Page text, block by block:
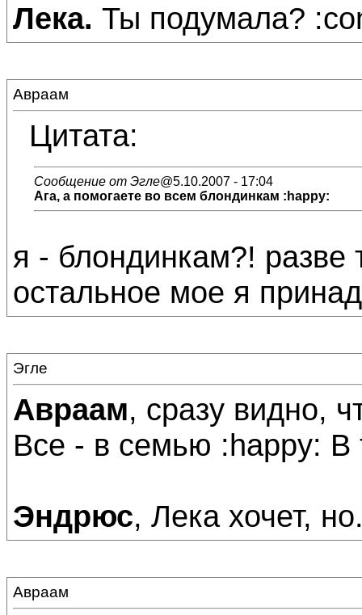
Лека. Ты подумала?
Авраам
Цитата:
Сообщение от Эгле@5.10.2007 - 17:04
Ага, а помогаете во всем блондинкам :happy:
я - блондинкам?! разве
остальное мое я
Эгле
Авраам, сразу видно,
Все - в семью :happy: В
Эндрюс, Лека хочет,
Авраам